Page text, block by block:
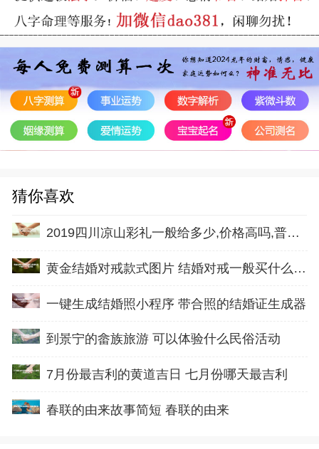
猜你喜欢
2019四川凉山彩礼一般给多少,价格高吗,普通家庭
黄金结婚对戒款式图片 结婚对戒一般买什么材质
一键生成结婚照小程序 带合照的结婚证生成器
到景宁的畲族旅游 可以体验什么民俗活动
7月份最吉利的黄道吉日 七月份哪天最吉利
春联的由来故事简短 春联的由来